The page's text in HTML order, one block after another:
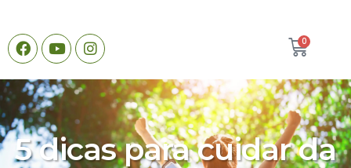
0
5 dicas para cuidar da